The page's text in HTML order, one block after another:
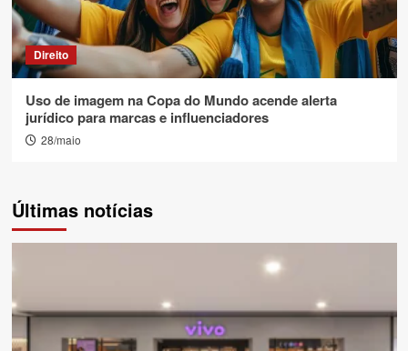
Direito
Uso de imagem na Copa do Mundo acende alerta
jurídico para marcas e influenciadores
28/maio
Últimas notícias